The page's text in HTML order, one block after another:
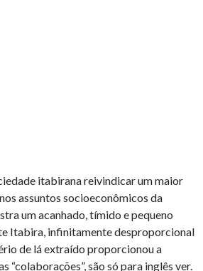
itabirana reivindicar um maior
assuntos socioeconômicos da
um acanhado, tímido e pequeno
Itabira, infinitamente desproporcional
de lá extraído proporcionou a
“colaborações”, são só para inglês ver.